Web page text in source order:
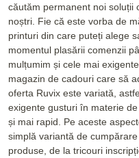
căutăm permanent noi soluții
noștri. Fie că este vorba de
printuri din care puteți alege
momentul plasării comenzii
mulțumim și cele mai
magazin de cadouri care să
oferta Ruvix este variată,
exigente gusturi în materie
și mai rapid. Pe aceste
simplă variantă de
produse, de la tricouri